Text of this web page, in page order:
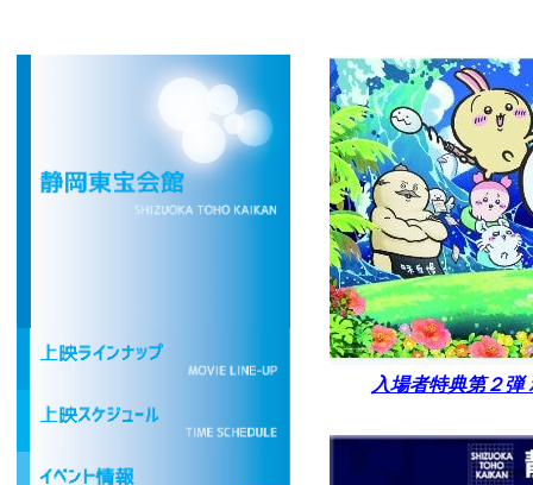
入場者特典第２弾